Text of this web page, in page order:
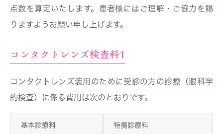
点数を算定いたします。患者様にはご理解・ご協力を賜
りますようお願い申し上げます。
コンタクトレンズ検査料1
コンタクトレンズ装用のために受診の方の診療（眼科学
的検査）に係る費用は次のとおりです。
基本診療料 特掲診療料